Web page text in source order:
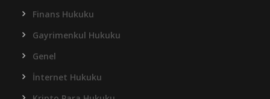
Finans Hukuku
Gayrimenkul Hukuku
Genel
İnternet Hukuku